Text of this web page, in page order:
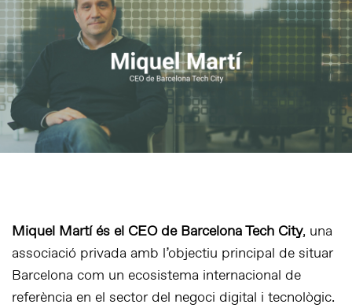
Miquel Martí és el CEO de Barcelona Tech City, una
associació privada amb l’objectiu principal de situar
Barcelona com un ecosistema internacional de
referència en el sector del negoci digital i tecnològic.